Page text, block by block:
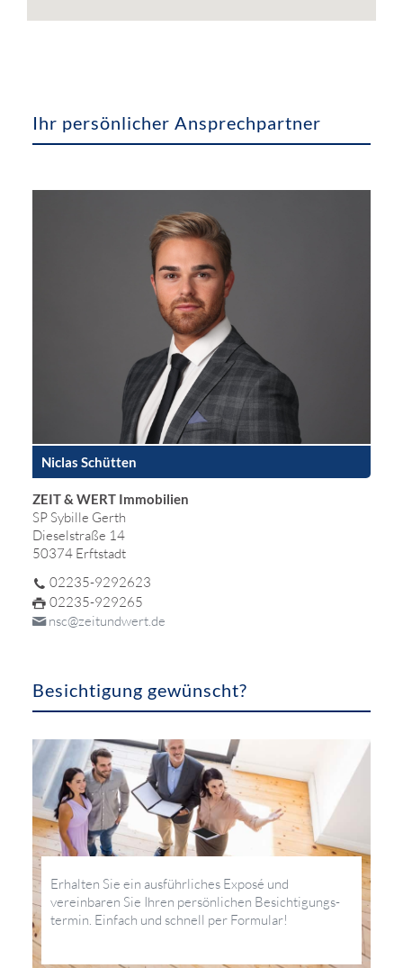
Ihr persönlicher Ansprechpartner
Niclas Schütten
ZEIT & WERT Immobilien
SP Sybille Gerth
Dieselstraße 14
50374 Erftstadt
02235-9292623
02235-929265
nsc@zeitundwert.de
Besichtigung gewünscht?
Erhalten Sie ein ausführliches Exposé und
vereinbaren Sie Ihren persönlichen Besichtigungs­
termin. Einfach und schnell per Formular!